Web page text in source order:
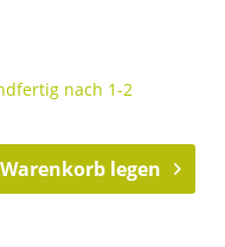
nach 1-2
Warenkorb legen